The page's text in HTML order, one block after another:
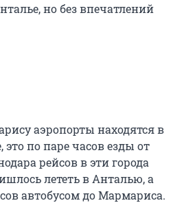
но без впечатлений
аэропорты находятся в
по паре часов езды от
рейсов в эти города
лететь в Анталью, а
автобусом до Мармариса.